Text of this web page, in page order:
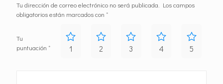
Tu dirección de correo electrónico no será publicada.
Los campos
obligatorios están marcados con *
Tu
puntuación * 1 2 3 4 5